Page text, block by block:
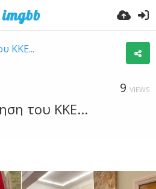
ΚΚΕ...
9 VIEWS
του ΚΚΕ...